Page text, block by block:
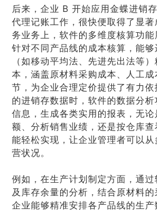
后来，企业 B 开始应用金蝶进销
代理记账工作，很快便取得了显
务业务上，软件的多维度核算功
针对不同产品线的成本核算，能
（如移动平均法、先进先出法等
本，涵盖原材料采购成本、人工
节，为企业合理定价提供了有力
的进销存数据时，软件的数据分
信息，生成各类实用的报表，无
额、分析销售业绩，还是按仓库
能轻松实现，让企业管理者可以
营状况。
例如，在生产计划制定方面，通
及库存余量的分析，结合原材料的
企业能够精准安排各产品线的生